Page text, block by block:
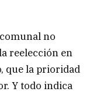
no
reelección en
que la prioridad
Y todo indica